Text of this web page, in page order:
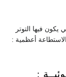
فيها التوتر
أعظمية :
: